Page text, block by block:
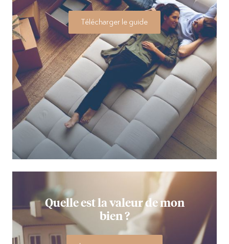
Télécharger le guide
Quelle est la valeur de mon
bien ?